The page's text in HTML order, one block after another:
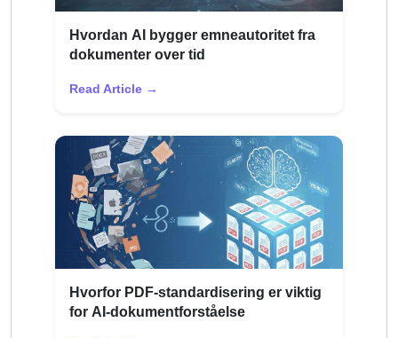
Hvordan AI bygger emneautoritet fra
dokumenter over tid
Read Article →
Hvorfor PDF-standardisering er viktig
for AI-dokumentforståelse